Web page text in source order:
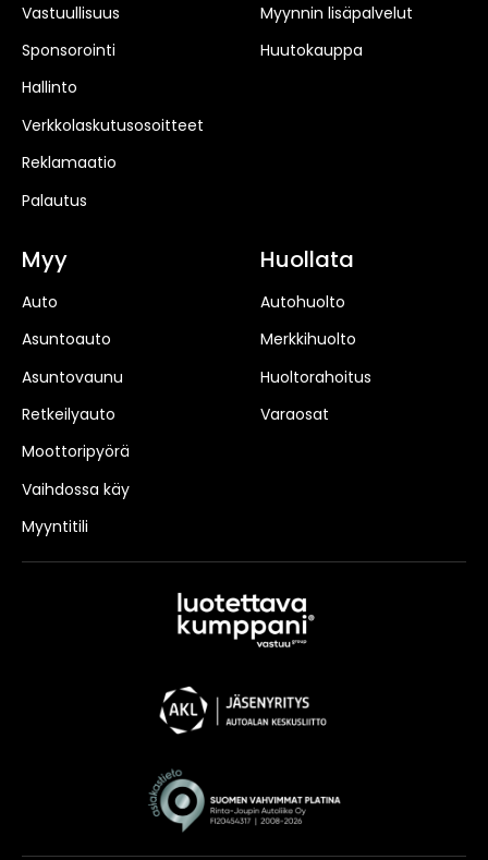
Vastuullisuus
Sponsorointi
Hallinto
Verkkolaskutusosoitteet
Reklamaatio
Palautus
Myynnin lisäpalvelut
Huutokauppa
Myy
Auto
Asuntoauto
Asuntovaunu
Retkeilyauto
Moottoripyörä
Vaihdossa käy
Myyntitili
Huollata
Autohuolto
Merkkihuolto
Huoltorahoitus
Varaosat